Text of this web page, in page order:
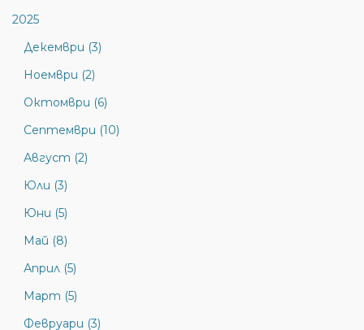
2025
Декември (3)
Ноември (2)
Октомври (6)
Септември (10)
Август (2)
Юли (3)
Юни (5)
Май (8)
Април (5)
Март (5)
Февруари (3)